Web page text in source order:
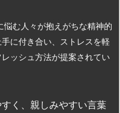
悩む人々が抱えがちな精神的
に付き合い、ストレスを軽
ッシュ方法が提案されてい
く、親しみやすい言葉